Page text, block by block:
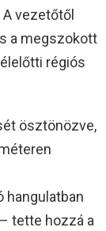
vezetőtől
a megszokott
régiós
ösztönözve,
hangulatban
tette hozzá a